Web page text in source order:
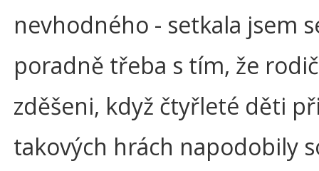
nevhodného - setkala jsem
poradně třeba s tím, že
zděšeni, když čtyřleté děti
takových hrách napodobily